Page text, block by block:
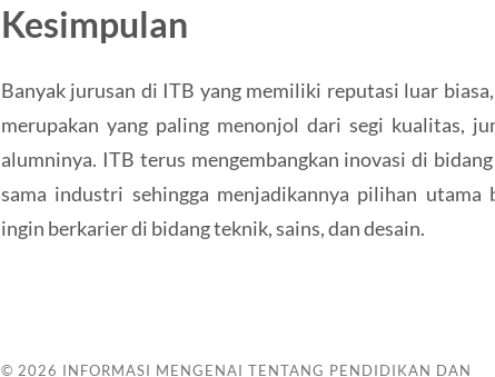
Kesimpulan
Banyak jurusan di ITB yang memiliki reputasi luar
merupakan yang paling menonjol dari segi kualitas,
alumninya. ITB terus mengembangkan inovasi di
sama industri sehingga menjadikannya pilihan utama
ingin berkarier di bidang teknik, sains, dan desain.
© 2026 INFORMASI MENGENAI TENTANG PENDIDIKAN DAN